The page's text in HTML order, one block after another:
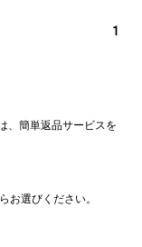
1
、簡単返品サービスを
お選びください。